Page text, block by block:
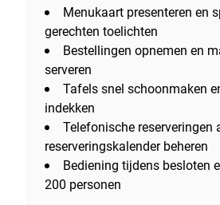
Menukaart presenteren en
gerechten toelichten
Bestellingen opnemen en
serveren
Tafels snel schoonmaken
indekken
Telefonische reserveringen
reserveringskalender beheren
Bediening tijdens besloten
200 personen